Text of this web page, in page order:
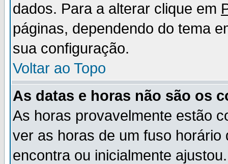
dados. Para a alterar clique em
páginas, dependendo do tema
sua configuração.
Voltar ao Topo
As datas e horas não são os
As horas provavelmente estão
ver as horas de um fuso
encontra ou inicialmente